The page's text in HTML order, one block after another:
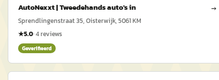
AutoNexxt | Tweedehands auto's in →
Sprendlingenstraat 35, Oisterwijk, 5061 KM
★5.0·4reviews
Geverifieerd